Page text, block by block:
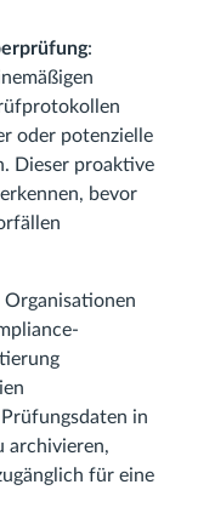
:
oder potenzielle
Dieser proaktive
bevor
Organisationen
in
archivieren,
für eine